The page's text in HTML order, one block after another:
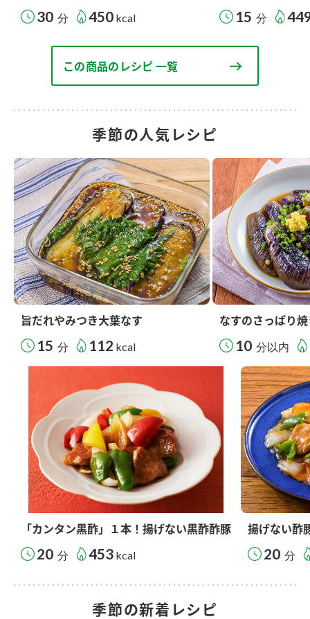
30 分 450 kcal 15 分
この商品のレシピ 一覧
季節の人気レシピ
旨だれやみつき大葉なす
15 分 112 kcal
なすのさっぱり
10 分以内
「カンタン黒酢」１本！揚げない黒酢酢豚
20 分 453 kcal
揚げない酢
20 分
季節の新着レシピ